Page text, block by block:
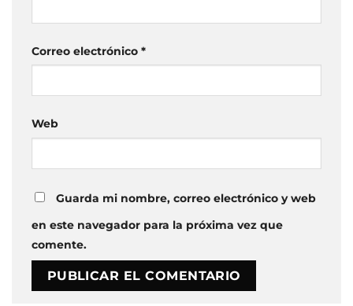
Correo electrónico *
Web
Guarda mi nombre, correo electrónico y web
en este navegador para la próxima vez que
comente.